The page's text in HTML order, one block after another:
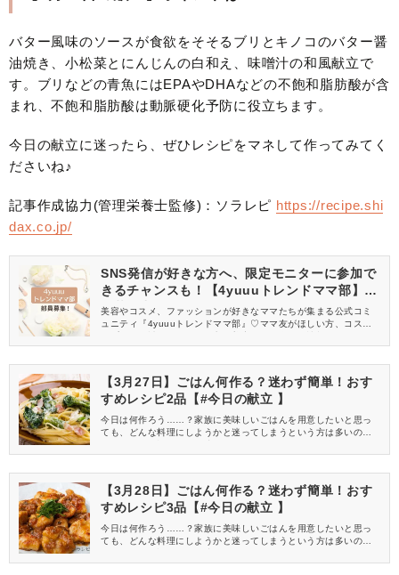
バター風味のソースが食欲をそそるブリとキノコのバター醤
油焼き、小松菜とにんじんの白和え、味噌汁の和風献立で
す。ブリなどの青魚にはEPAやDHAなどの不飽和脂肪酸が含
まれ、不飽和脂肪酸は動脈硬化予防に役立ちます。
今日の献立に迷ったら、ぜひレシピをマネして作ってみてく
ださいね♪
記事作成協力(管理栄養士監修)：ソラレピ https://recipe.shi
dax.co.jp/
SNS発信が好きな方へ、限定モニターに参加で
きるチャンスも！【4yuuuトレンドママ部】部
員募集中
美容やコスメ、ファッションが好きなママたちが集まる公式コミ
ュニティ『4yuuuトレンドママ部』♡ママ友がほしい方、コスメサ
信してくれる方を募集しています！
【3月27日】ごはん何作る？迷わず簡単！おす
すめレシピ2品【#今日の献立 】
今日は何作ろう……？家族に美味しいごはんを用意したいと思っ
ても、どんな料理にしようかと迷ってしまうという方は多いので
て、迷わず今日の献立が決まるおすすめメニューをご紹介しま
せの「今日の献立」を参考にして、夕食を作ってみてくださいね♪
【3月28日】ごはん何作る？迷わず簡単！おす
すめレシピ3品【#今日の献立 】
今日は何作ろう……？家族に美味しいごはんを用意したいと思っ
ても、どんな料理にしようかと迷ってしまうという方は多いので
て、迷わず今日の献立が決まるおすすめメニューをご紹介しま